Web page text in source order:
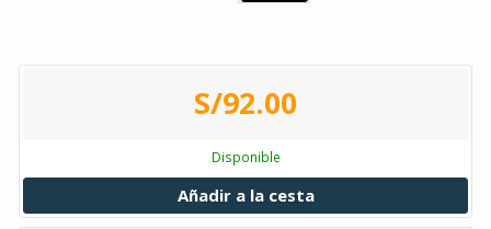
S/92.00
Disponible
Añadir a la cesta